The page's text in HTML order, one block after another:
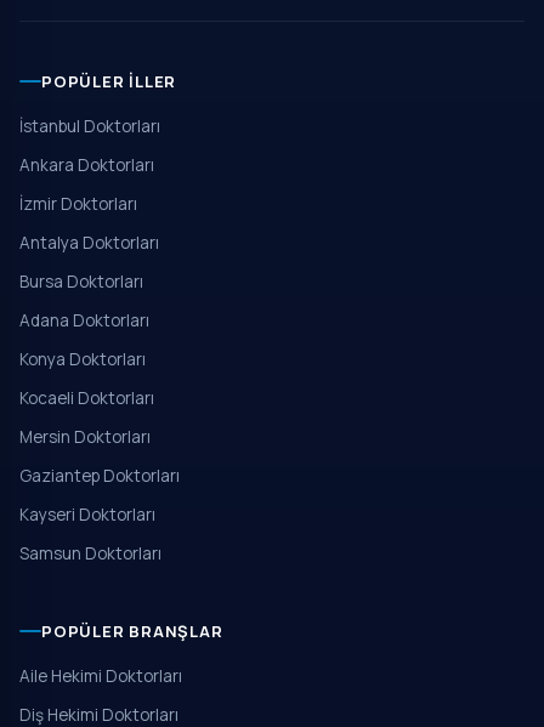
POPÜLER İLLER
İstanbul Doktorları
Ankara Doktorları
İzmir Doktorları
Antalya Doktorları
Bursa Doktorları
Adana Doktorları
Konya Doktorları
Kocaeli Doktorları
Mersin Doktorları
Gaziantep Doktorları
Kayseri Doktorları
Samsun Doktorları
POPÜLER BRANŞLAR
Aile Hekimi Doktorları
Diş Hekimi Doktorları